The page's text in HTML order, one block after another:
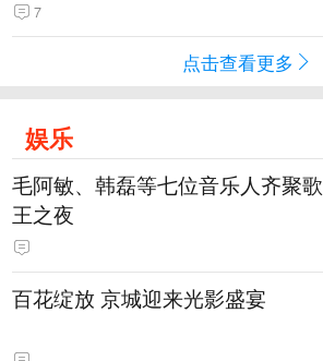
7
点击查看更多
娱乐
毛阿敏、韩磊等七位音乐人齐聚歌
王之夜
百花绽放 京城迎来光影盛宴